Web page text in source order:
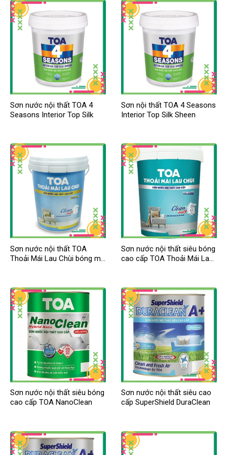
Sơn nước nội thất TOA 4
Seasons Interior Top Silk
Sơn nội thất TOA 4 Seasons
Interior Top Silk Sheen
Sơn nước nội thất TOA
Thoải Mái Lau Chùi bóng mờ
Sơn nước nội thất siêu bóng
cao cấp TOA Thoải Mái Lau
Sơn nước nội thất siêu bóng
cao cấp TOA NanoClean
Sơn nước nội thất siêu cao
cấp SuperShield DuraClean